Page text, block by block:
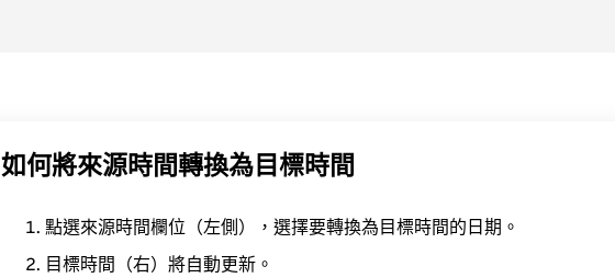
如何將來源時間轉換為目標時間
點選來源時間欄位（左側），選擇要轉換為目標時間的日期。
目標時間（右）將自動更新。